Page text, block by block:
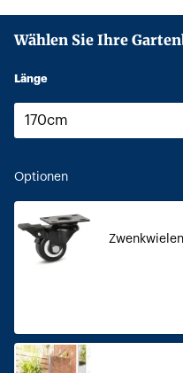
Wählen Sie Ihre
Länge
Optionen